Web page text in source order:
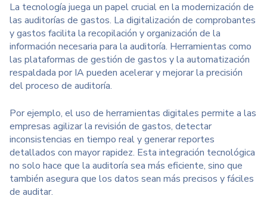
La tecnología juega un papel crucial en la modernización de
las auditorías de gastos. La digitalización de comprobantes
y gastos facilita la recopilación y organización de la
información necesaria para la auditoría. Herramientas como
las plataformas de gestión de gastos y la automatización
respaldada por IA pueden acelerar y mejorar la precisión
del proceso de auditoría.
Por ejemplo, el uso de herramientas digitales permite a las
empresas agilizar la revisión de gastos, detectar
inconsistencias en tiempo real y generar reportes
detallados con mayor rapidez. Esta integración tecnológica
no solo hace que la auditoría sea más eficiente, sino que
también asegura que los datos sean más precisos y fáciles
de auditar.